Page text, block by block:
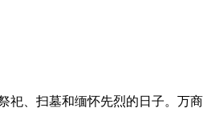
、扫墓和缅怀先烈的日子。万商